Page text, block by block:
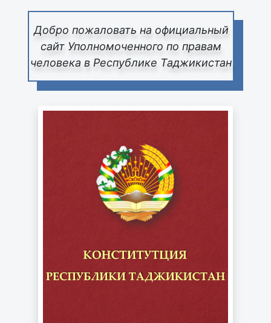
Добро пожаловать на официальный
сайт Уполномоченного по правам
человека в Республике Таджикистан